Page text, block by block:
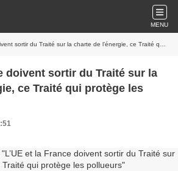
MENU
du Traité sur la charte de l’énergie, ce Traité qui protège les pollueurs
doivent sortir du Traité sur la
ce Traité qui protège les